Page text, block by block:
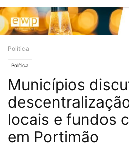
Política
Política
Municípios
locais e fundos
em Portimão